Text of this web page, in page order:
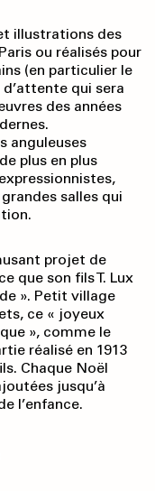
illustrations des
ou réalisés pour
(en particulier le
qui sera
des années
anguleuses
plus en plus
salles qui
projet de
que son fils T. Lux
». Petit village
ce « joyeux
», comme le
réalisé en 1913
Chaque Noël
jusqu’à
l’enfance.